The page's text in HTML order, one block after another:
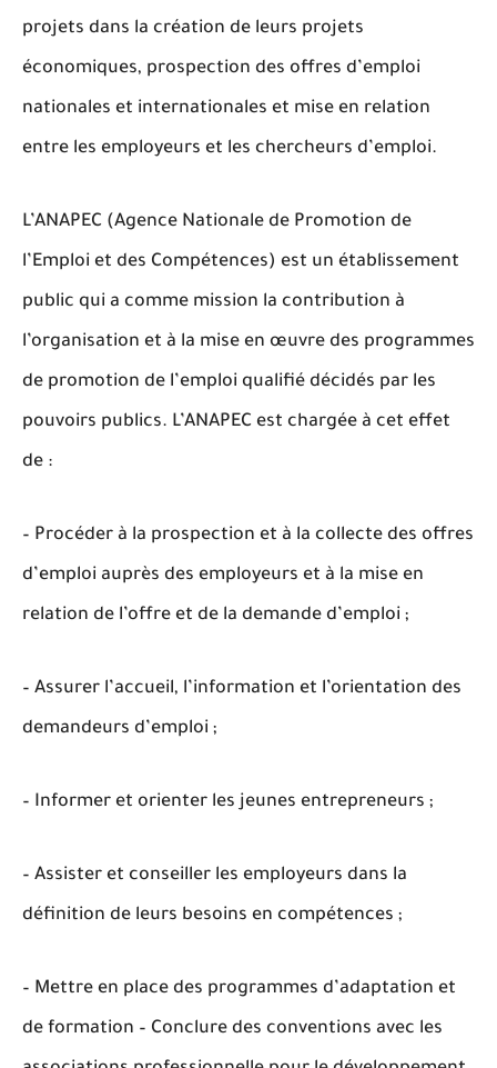
projets dans la création de leurs projets
économiques, prospection des offres d’emploi
nationales et internationales et mise en relation
entre les employeurs et les chercheurs d’emploi.
L’ANAPEC (Agence Nationale de Promotion de
l’Emploi et des Compétences) est un établissement
public qui a comme mission la contribution à
l’organisation et à la mise en œuvre des programmes
de promotion de l’emploi qualifié décidés par les
pouvoirs publics. L’ANAPEC est chargée à cet effet
de :
– Procéder à la prospection et à la collecte des offres
d’emploi auprès des employeurs et à la mise en
relation de l’offre et de la demande d’emploi ;
– Assurer l’accueil, l’information et l’orientation des
demandeurs d’emploi ;
– Informer et orienter les jeunes entrepreneurs ;
– Assister et conseiller les employeurs dans la
définition de leurs besoins en compétences ;
– Mettre en place des programmes d’adaptation et
de formation – Conclure des conventions avec les